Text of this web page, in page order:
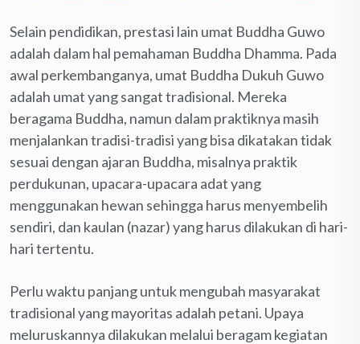
Selain pendidikan, prestasi lain umat Buddha Guwo
adalah dalam hal pemahaman Buddha Dhamma. Pada
awal perkembanganya, umat Buddha Dukuh Guwo
adalah umat yang sangat tradisional. Mereka
beragama Buddha, namun dalam praktiknya masih
menjalankan tradisi-tradisi yang bisa dikatakan tidak
sesuai dengan ajaran Buddha, misalnya praktik
perdukunan, upacara-upacara adat yang
menggunakan hewan sehingga harus menyembelih
sendiri, dan kaulan (nazar) yang harus dilakukan di hari-
hari tertentu.
Perlu waktu panjang untuk mengubah masyarakat
tradisional yang mayoritas adalah petani. Upaya
meluruskannya dilakukan melalui beragam kegiatan